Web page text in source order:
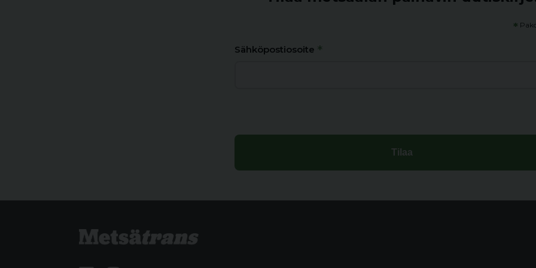
*
Sähköpostiosoite *